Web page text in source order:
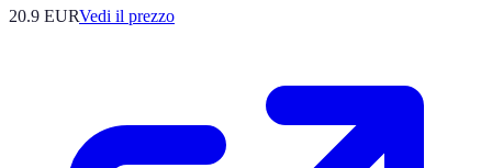
20.9 EURVedi il prezzo